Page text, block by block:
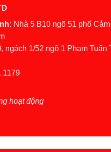
Nhà 5 B10 ngõ 51 phố
ngách 1/52 ngõ 1 Phạm
1179
hoạt động